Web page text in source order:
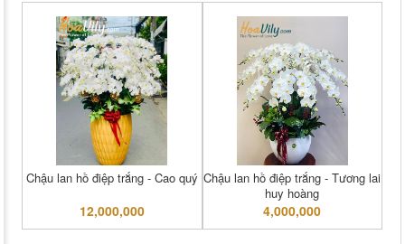
Chậu lan hồ điệp trắng - Cao quý
12,000,000
Chậu lan hồ điệp trắng - Tương lai
huy hoàng
4,000,000